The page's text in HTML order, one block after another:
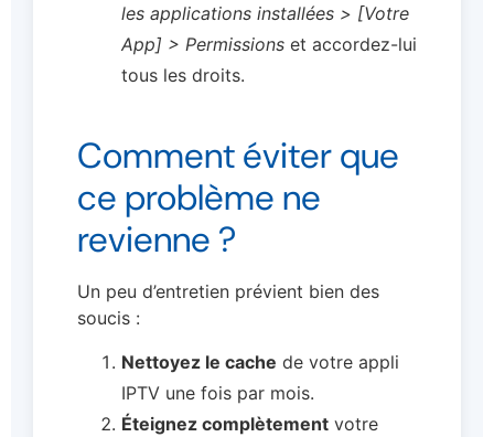
les applications installées > [Votre
App] > Permissions et accordez-lui
tous les droits.
Comment éviter que
ce problème ne
revienne ?
Un peu d’entretien prévient bien des
soucis :
Nettoyez le cache de votre appli
IPTV une fois par mois.
Éteignez complètement votre